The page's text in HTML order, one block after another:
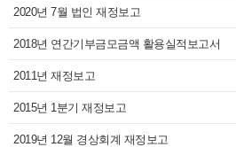
하위메뉴
2020년 7월 법인 재정보고
2018년 연간기부금모금액 활용실적보고서
2011년 재정보고
2015년 1분기 재정보고
2019년 12월 경상회계 재정보고